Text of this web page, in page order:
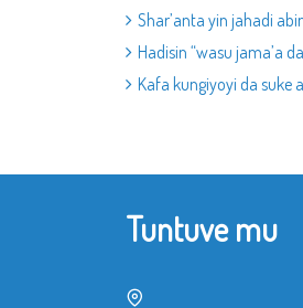
Shar’anta yin jahadi
Hadisin “wasu jama’a
Kafa kungiyoyi da suke
Tuntuve mu